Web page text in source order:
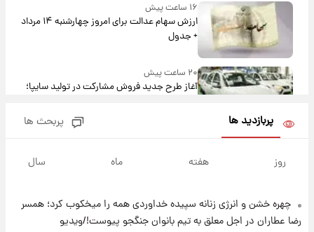
۱۶ ساعت پیش
ارزش سهام عدالت برای امروز چهارشنبه ۱۴ مرداد
+ جدول
۲۰ ساعت پیش
آغاز طرح جدید فروش مشارکت در تولید سایپا؛
سود مشارکت چند درصد است؟
۲۱ ساعت پیش
کار استقلال و رامین رضاییان رسما تمام شد +
پربازدید ها پربحث ها
روز هفته ماه سال
چهره خشن و انرژی زنانه سپیده خداوردی همه را میخکوب کرد؛ همسر
رضا عطاران در اجل معلق به تیم بانوان جنگجو پیوست!/ویدیو